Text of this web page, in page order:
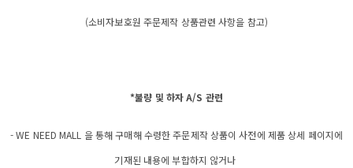
(소비자보호원 주문제작 상품관련 사항을 참고)
*불량 및 하자 A/S 관련
- WE NEED MALL 을 통해 구매해 수령한 주문제작 상품이 사전에 제품 상세 페이지에
기재된 내용에 부합하지 않거나